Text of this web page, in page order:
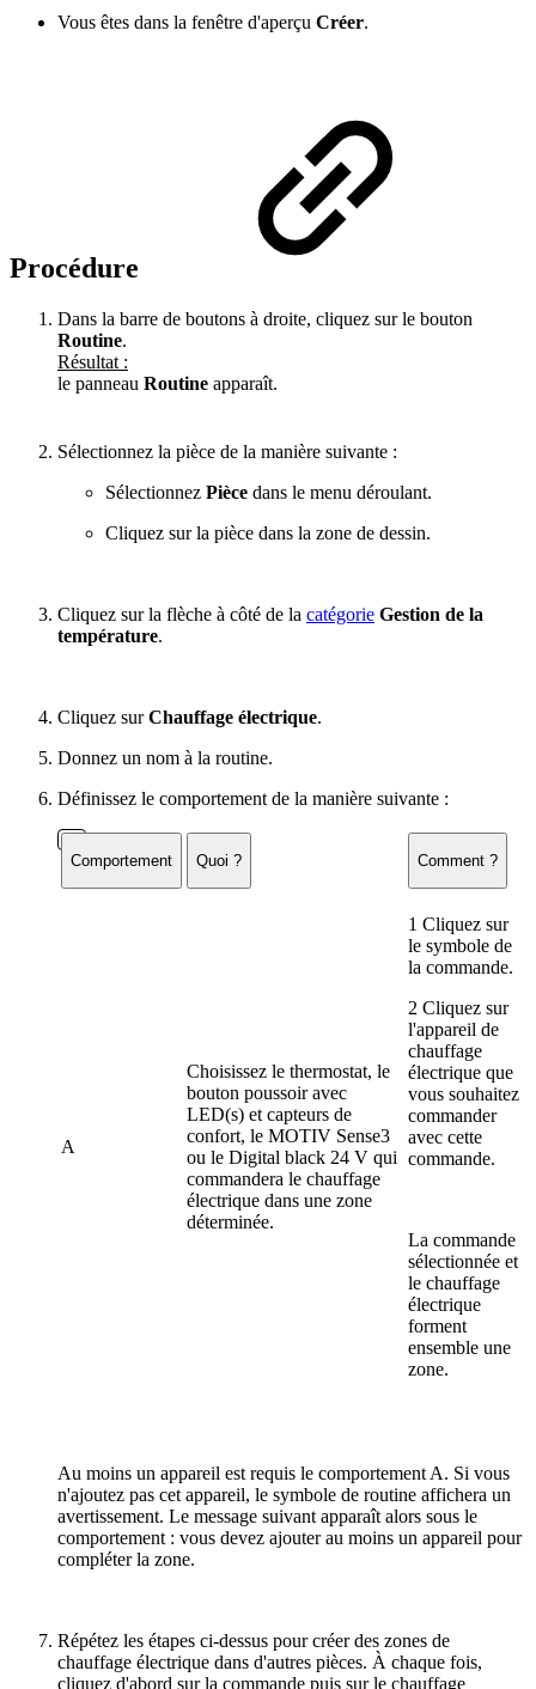
Vous êtes dans la fenêtre d'aperçu Créer.
Procédure
Dans la barre de boutons à droite, cliquez sur le bouton
Routine.
Résultat :
le panneau Routine apparaît.
Sélectionnez la pièce de la manière suivante :
Sélectionnez Pièce dans le menu déroulant.
Cliquez sur la pièce dans la zone de dessin.
Cliquez sur la flèche à côté de la catégorie Gestion de la
température.
Cliquez surChauffage électrique.
Donnez un nom à la routine.
Définissez le comportement de la manière suivante :
Comportement Quoi ? Comment ?
A
Choisissez le thermostat, le
bouton poussoir avec
LED(s) et capteurs de
confort, le MOTIV Sense3
ou le Digital black 24 V qui
commandera le chauffage
électrique dans une zone
déterminée.
1 Cliquez sur
le symbole de
la commande.
2 Cliquez sur
l'appareil de
chauffage
électrique que
vous souhaitez
commander
avec cette
commande.
La commande
sélectionnée et
le chauffage
électrique
forment
ensemble une
zone.
Au moins un appareil est requis le comportement A. Si vous
n'ajoutez pas cet appareil, le symbole de routine affichera un
avertissement. Le message suivant apparaît alors sous le
comportement : vous devez ajouter au moins un appareil pour
compléter la zone.
Répétez les étapes ci-dessus pour créer des zones de
chauffage électrique dans d'autres pièces. À chaque fois,
cliquez d'abord sur la commande puis sur le chauffage